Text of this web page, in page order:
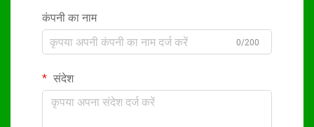
कंपनी का नाम
0/200
संदेश